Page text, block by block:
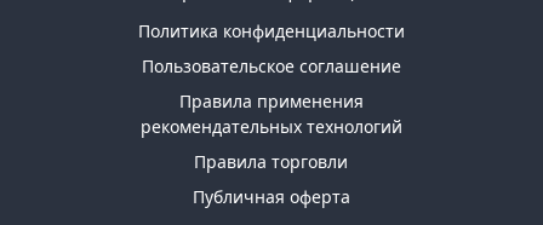
Политика конфиденциальности
Пользовательское соглашение
Правила применения
рекомендательных технологий
Правила торговли
Публичная оферта